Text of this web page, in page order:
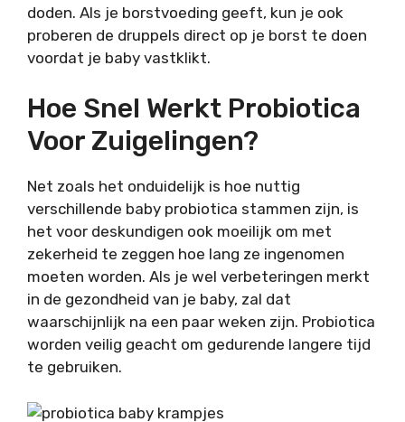
doden. Als je borstvoeding geeft, kun je ook
proberen de druppels direct op je borst te doen
voordat je baby vastklikt.
Hoe Snel Werkt Probiotica
Voor Zuigelingen?
Net zoals het onduidelijk is hoe nuttig
verschillende baby probiotica stammen zijn, is
het voor deskundigen ook moeilijk om met
zekerheid te zeggen hoe lang ze ingenomen
moeten worden. Als je wel verbeteringen merkt
in de gezondheid van je baby, zal dat
waarschijnlijk na een paar weken zijn. Probiotica
worden veilig geacht om gedurende langere tijd
te gebruiken.